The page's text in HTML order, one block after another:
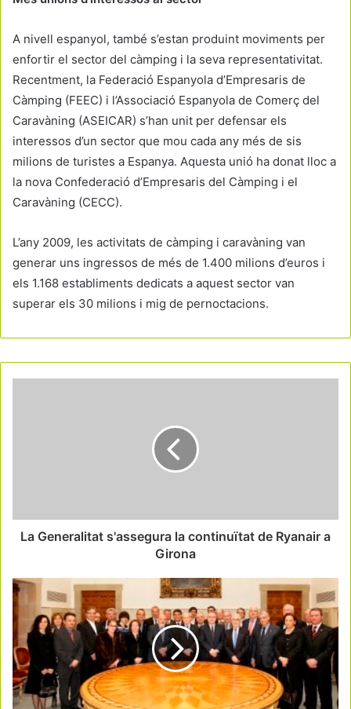
A nivell espanyol, també s’estan produint moviments per
enfortir el sector del càmping i la seva representativitat.
Recentment, la Federació Espanyola d’Empresaris de
Càmping (FEEC) i l’Associació Espanyola de Comerç del
Caravàning (ASEICAR) s’han unit per defensar els
interessos d’un sector que mou cada any més de sis
milions de turistes a Espanya. Aquesta unió ha donat lloc a
la nova Confederació d’Empresaris del Càmping i el
Caravàning (CECC).
L’any 2009, les activitats de càmping i caravàning van
generar uns ingressos de més de 1.400 milions d’euros i
els 1.168 establiments dedicats a aquest sector van
superar els 30 milions i mig de pernoctacions.
La Generalitat s'assegura la continuïtat de Ryanair a
Girona